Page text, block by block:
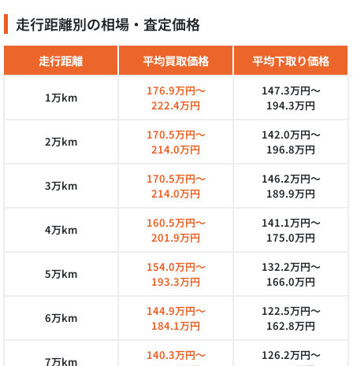
走行距離別の相場・査定価格
走行距離 平均買取価格 平均下取り価格
1万km
176.9万円～
222.4万円
147.3万円～
194.3万円
2万km
170.5万円～
214.0万円
142.0万円～
196.8万円
3万km
170.5万円～
214.0万円
146.2万円～
189.9万円
4万km
160.5万円～
201.9万円
141.1万円～
175.0万円
5万km
154.0万円～
193.3万円
132.2万円～
166.0万円
6万km
144.9万円～
184.1万円
122.5万円～
162.8万円
7万km
140.3万円～
126.2万円～